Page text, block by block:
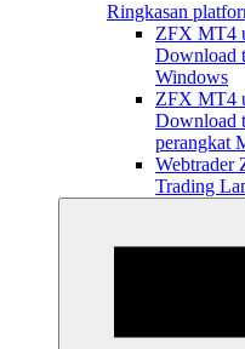
Ringkasan
ZFX MT4
Download
Windows
ZFX MT4
Download
perangkat
Webtrader
Trading